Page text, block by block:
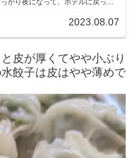
かり夜になって、ホテルに戻った
2023.08.07
皮が厚くてやや小ぶり
餃子は皮はやや薄めで